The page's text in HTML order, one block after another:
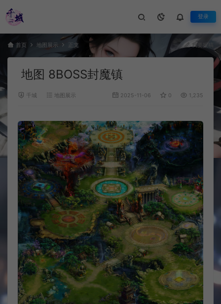
登录
首页 地图展示 正文 我要投稿
地图 8BOSS封魔镇
千城 地图展示 2025-11-06 0 1,235